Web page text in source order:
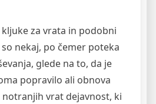
za vrata in podobni
nekaj, po čemer poteka
glede na to, da je
popravilo ali obnova
vrat dejavnost, ki